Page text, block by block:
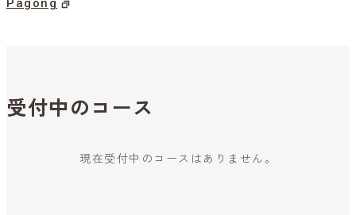
Pagong
受付中のコース
現在受付中のコースはありません。